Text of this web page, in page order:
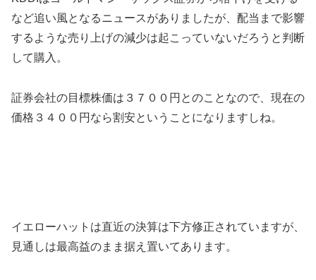
など追い風となるニュースがありましたが、配当まで影響
するような売り上げの減少は起こっていないだろうと判断
して購入。
証券会社の目標株価は３７００円とのことなので、現在の
価格３４００円なら割安ということになりますしね。
イエローハットは直近の決算は下方修正されていますが、
見通しは最高益のまま据え置いてあります。